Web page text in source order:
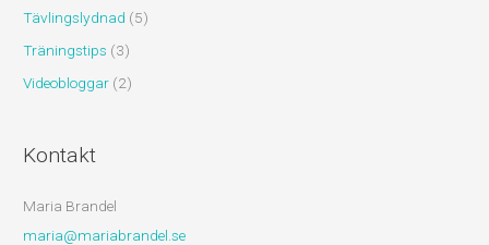
Tävlingslydnad (5)
Träningstips (3)
Videobloggar (2)
Kontakt
Maria Brandel
maria@mariabrandel.se